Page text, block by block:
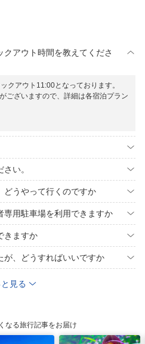
アウト時間を教えてくださ
クアウト11:00となっております。
ございますので、詳細は各宿泊プラン
い。
どうやって行くのですか
専用駐車場を利用できますか
きますか
が、どうすればいいですか
見る
なる旅行記事をお届け